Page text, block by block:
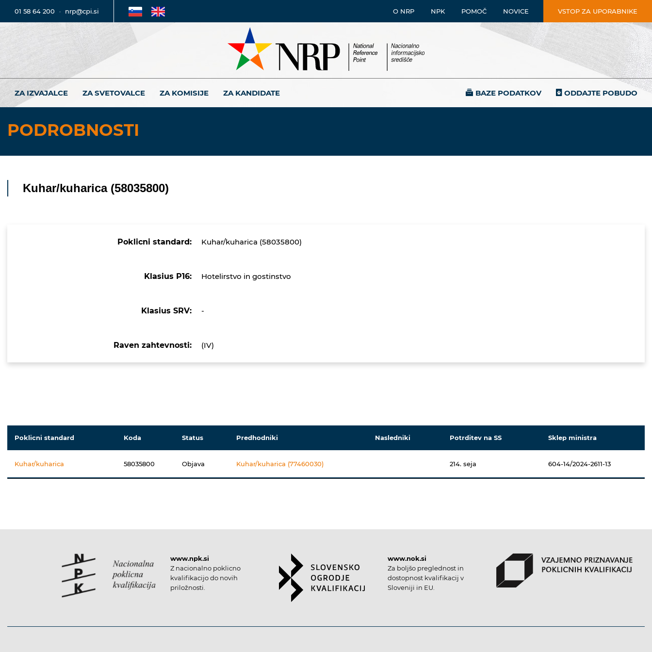
01 58 64 200 · nrp@cpi.si O NRP NPK POMOČ NOVICE VSTOP ZA UPORABNIKE
ZA IZVAJALCE ZA SVETOVALCE ZA KOMISIJE ZA KANDIDATE BAZE PODATKOV ODDAJTE POBUDO
PODROBNOSTI
Kuhar/kuharica (58035800)
Poklicni standard: Kuhar/kuharica (58035800)
Klasius P16: Hotelirstvo in gostinstvo
Klasius SRV: -
Raven zahtevnosti: (IV)
Poklicni standard Koda Status Predhodniki Nasledniki Potrditev na SS Sklep ministra
Kuhar/kuharica 58035800 Objava Kuhar/kuharica (77460030) 214. seja 604-14/2024-2611-13
www.npk.si
Z nacionalno poklicno
kvalifikacijo do novih
priložnosti.
www.nok.si
Za boljšo preglednost in
dostopnost kvalifikacij v
Sloveniji in EU.